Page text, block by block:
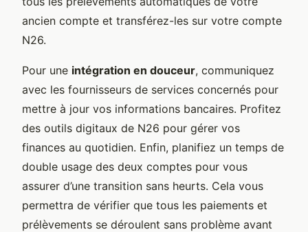
ancien compte et transférez-les sur votre compte
N26.
Pour une intégration en douceur, communiquez
avec les fournisseurs de services concernés pour
mettre à jour vos informations bancaires. Profitez
des outils digitaux de N26 pour gérer vos
finances au quotidien. Enfin, planifiez un temps de
double usage des deux comptes pour vous
assurer d’une transition sans heurts. Cela vous
permettra de vérifier que tous les paiements et
prélèvements se déroulent sans problème avant